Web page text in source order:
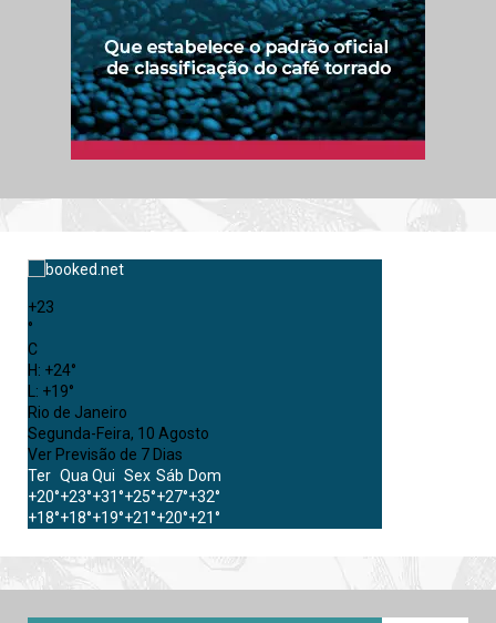
+23
°
C
H: +24°
L: +19°
Rio de Janeiro
Segunda-Feira, 10 Agosto
Ver Previsão de 7 Dias
Ter Qua Qui Sex Sáb Dom
+20°+23°+31°+25°+27°+32°
+18°+18°+19°+21°+20°+21°